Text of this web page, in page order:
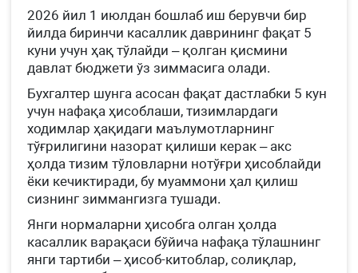
2026 йил 1 июлдан бошлаб иш берувчи бир
йилда биринчи касаллик даврининг фақат 5
куни учун ҳақ тўлайди – қолган қисмини
давлат бюджети ўз зиммасига олади.
Бухгалтер шунга асосан фақат дастлабки 5 кун
учун нафақа ҳисоблаши, тизимлардаги
ходимлар ҳақидаги маълумотларнинг
тўғрилигини назорат қилиши керак – акс
ҳолда тизим тўловларни нотўғри ҳисоблайди
ёки кечиктиради, бу муаммони ҳал қилиш
сизнинг зиммангизга тушади.
Янги нормаларни ҳисобга олган ҳолда
касаллик варақаси бўйича нафақа тўлашнинг
янги тартиби – ҳисоб-китоблар, солиқлар,